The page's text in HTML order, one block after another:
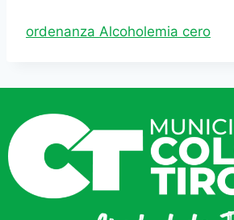
ordenanza Alcoholemia cero